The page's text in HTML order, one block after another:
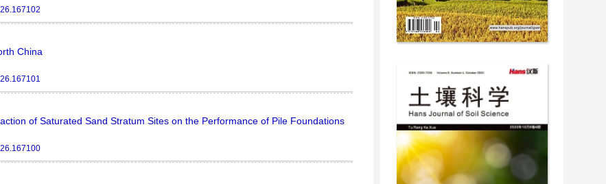
China
of Saturated Sand Stratum Sites on the Performance of Pile Foundations